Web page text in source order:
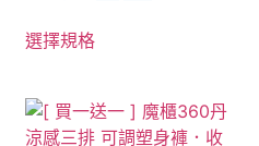
選擇規格